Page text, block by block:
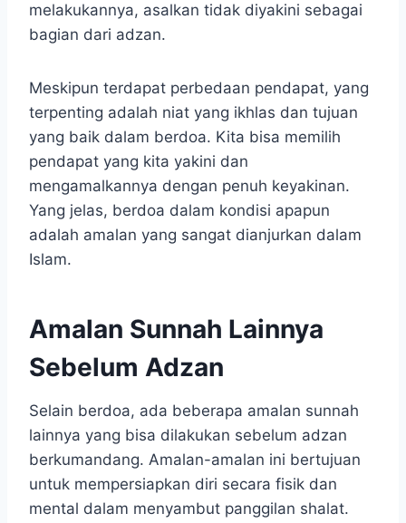
melakukannya, asalkan tidak diyakini sebagai
bagian dari adzan.
Meskipun terdapat perbedaan pendapat, yang
terpenting adalah niat yang ikhlas dan tujuan
yang baik dalam berdoa. Kita bisa memilih
pendapat yang kita yakini dan
mengamalkannya dengan penuh keyakinan.
Yang jelas, berdoa dalam kondisi apapun
adalah amalan yang sangat dianjurkan dalam
Islam.
Amalan Sunnah Lainnya
Sebelum Adzan
Selain berdoa, ada beberapa amalan sunnah
lainnya yang bisa dilakukan sebelum adzan
berkumandang. Amalan-amalan ini bertujuan
untuk mempersiapkan diri secara fisik dan
mental dalam menyambut panggilan shalat.